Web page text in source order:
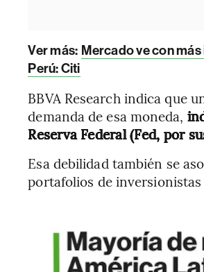
Ver más: Mercado ve con
Perú: Citi
BBVA Research indica que
demanda de esa moneda,
Reserva Federal (Fed, por
Esa debilidad también se
portafolios de